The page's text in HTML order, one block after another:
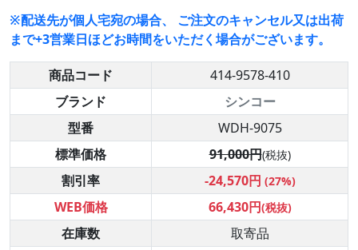
※配送先が個人宅宛の場合、 ご注文のキャンセル又は出荷
まで+3営業日ほどお時間をいただく場合がございます。
商品コード
414-9578-410
ブランド
シンコー
型番
WDH-9075
標準価格
91,000円(税抜)
割引率 -24,570円 (27%)
WEB価格 66,430円(税抜)
在庫数
取寄品